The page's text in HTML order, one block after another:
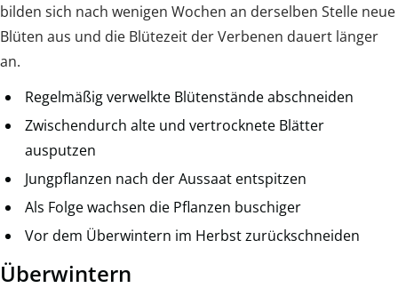
bilden sich nach wenigen Wochen an derselben Stelle neue
Blüten aus und die Blütezeit der Verbenen dauert länger
an.
Regelmäßig verwelkte Blütenstände abschneiden
Zwischendurch alte und vertrocknete Blätter
ausputzen
Jungpflanzen nach der Aussaat entspitzen
Als Folge wachsen die Pflanzen buschiger
Vor dem Überwintern im Herbst zurückschneiden
Überwintern